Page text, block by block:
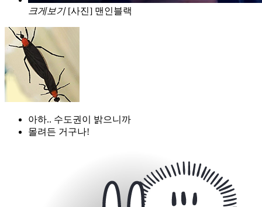
크게보기 [사진] 맨인블랙
아하.. 수도권이 밝으니까
몰려든 거구나!